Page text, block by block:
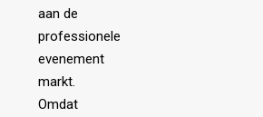
aan de
professionele
evenement
markt.
Omdat